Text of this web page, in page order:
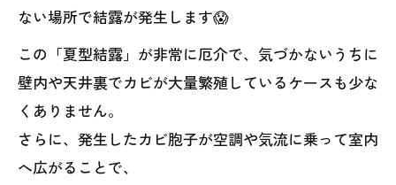
ない場所で結露が発生します😱
この「夏型結露」が非常に厄介で、気づかないうちに
壁内や天井裏でカビが大量繁殖しているケースも少な
くありません。
さらに、発生したカビ胞子が空調や気流に乗って室内
へ広がることで、